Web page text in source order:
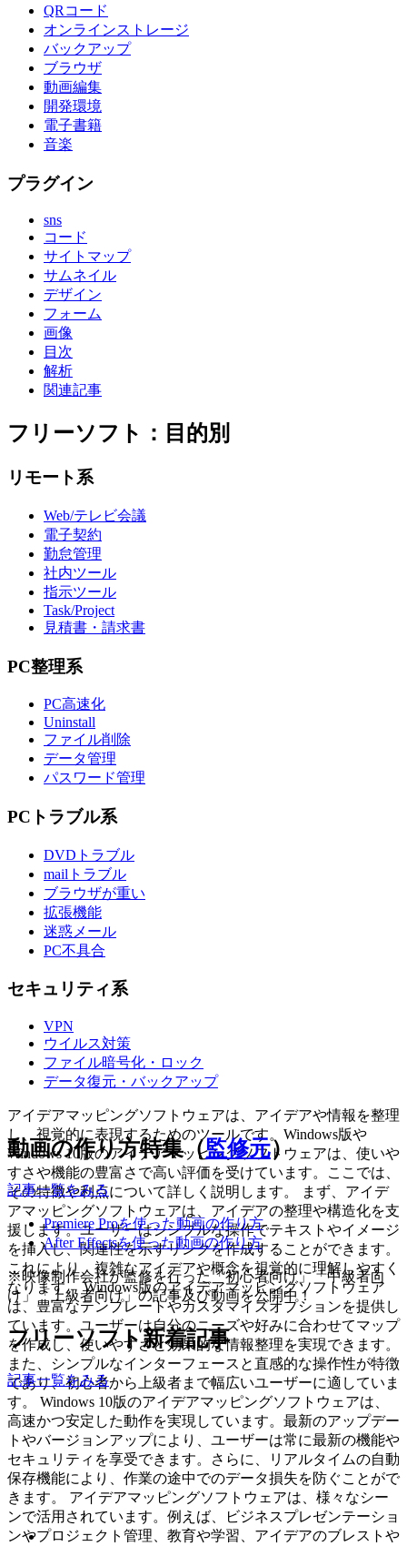
QRコード
オンラインストレージ
バックアップ
ブラウザ
動画編集
開発環境
電子書籍
音楽
プラグイン
sns
コード
サイトマップ
サムネイル
デザイン
フォーム
画像
目次
解析
関連記事
フリーソフト：目的別
リモート系
Web/テレビ会議
電子契約
勤怠管理
社内ツール
指示ツール
Task/Project
見積書・請求書
PC整理系
PC高速化
Uninstall
ファイル削除
データ管理
パスワード管理
PCトラブル系
DVDトラブル
mailトラブル
ブラウザが重い
拡張機能
迷惑メール
PC不具合
セキュリティ系
VPN
ウイルス対策
ファイル暗号化・ロック
データ復元・バックアップ
アイデアマッピングソフトウェアは、アイデアや情報を整理
し、視覚的に表現するためのツールです。Windows版や
Windows 10版のアイデアマッピングソフトウェアは、使いや
すさや機能の豊富さで高い評価を受けています。ここでは、
その特徴や利点について詳しく説明します。 まず、アイデ
アマッピングソフトウェアは、アイデアの整理や構造化を支
援します。ユーザーはシンプルな操作でテキストやイメージ
を挿入し、関連性を示すリンクを作成することができます。
これにより、複雑なアイデアや概念を視覚的に理解しやすく
なります。 Windows版のアイデアマッピングソフトウェア
は、豊富なテンプレートやカスタマイズオプションを提供し
ています。ユーザーは自分のニーズや好みに合わせてマップ
を作成し、使いやすさと効果的な情報整理を実現できます。
また、シンプルなインターフェースと直感的な操作性が特徴
であり、初心者から上級者まで幅広いユーザーに適していま
す。 Windows 10版のアイデアマッピングソフトウェアは、
高速かつ安定した動作を実現しています。最新のアップデー
トやバージョンアップにより、ユーザーは常に最新の機能や
セキュリティを享受できます。さらに、リアルタイムの自動
保存機能により、作業の途中でのデータ損失を防ぐことがで
きます。 アイデアマッピングソフトウェアは、様々なシー
ンで活用されています。例えば、ビジネスプレゼンテーショ
ンやプロジェクト管理、教育や学習、アイデアのブレストや
動画の作り方特集（監修元）
記事一覧をみる
Premiere Proを使った動画の作り方
After Effectsを使った動画の作り方
※映像制作会社が監修を行った「初心者向け」「中級者向
け」「上級者向け」の記事及び動画を公開中！
フリーソフト新着記事
記事一覧をみる